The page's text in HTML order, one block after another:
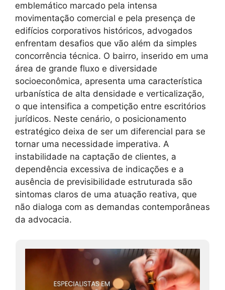
emblemático marcado pela intensa
movimentação comercial e pela presença de
edifícios corporativos históricos, advogados
enfrentam desafios que vão além da simples
concorrência técnica. O bairro, inserido em uma
área de grande fluxo e diversidade
socioeconômica, apresenta uma característica
urbanística de alta densidade e verticalização,
o que intensifica a competição entre escritórios
jurídicos. Neste cenário, o posicionamento
estratégico deixa de ser um diferencial para se
tornar uma necessidade imperativa. A
instabilidade na captação de clientes, a
dependência excessiva de indicações e a
ausência de previsibilidade estruturada são
sintomas claros de uma atuação reativa, que
não dialoga com as demandas contemporâneas
da advocacia.